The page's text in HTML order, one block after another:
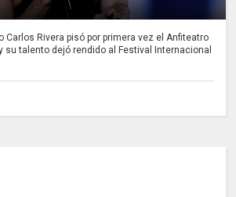
Carlos Rivera pisó por primera vez el Anfiteatro
su talento dejó rendido al Festival Internacional